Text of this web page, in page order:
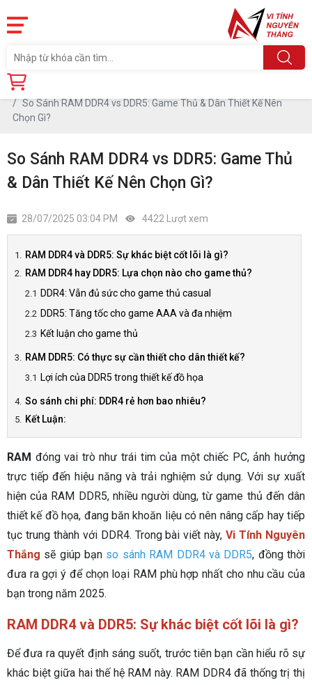
Trang chủ
So Sánh RAM DDR4 vs DDR5: Game Thủ & Dân Thiết Kế Nên
Chọn Gì?
So Sánh RAM DDR4 vs DDR5: Game Thủ
& Dân Thiết Kế Nên Chọn Gì?
28/07/2025 03:04 PM 4422 Lượt xem
RAM DDR4 và DDR5: Sự khác biệt cốt lõi là gì?
RAM DDR4 hay DDR5: Lựa chọn nào cho game thủ?
DDR4: Vẫn đủ sức cho game thủ casual
DDR5: Tăng tốc cho game AAA và đa nhiệm
Kết luận cho game thủ
RAM DDR5: Có thực sự cần thiết cho dân thiết kế?
Lợi ích của DDR5 trong thiết kế đồ họa
So sánh chi phí: DDR4 rẻ hơn bao nhiêu?
Kết Luận:
RAM đóng vai trò như trái tim của một chiếc PC, ảnh hưởng
trực tiếp đến hiệu năng và trải nghiệm sử dụng. Với sự xuất
hiện của RAM DDR5, nhiều người dùng, từ game thủ đến dân
thiết kế đồ họa, đang băn khoăn liệu có nên nâng cấp hay tiếp
tục trung thành với DDR4. Trong bài viết này,Vi Tính Nguyên
Thắng sẽ giúp bạn so sánh RAM DDR4 và DDR5, đồng thời
đưa ra gợi ý để chọn loại RAM phù hợp nhất cho nhu cầu của
bạn trong năm 2025.
RAM DDR4 và DDR5: Sự khác biệt cốt lõi là gì?
Để đưa ra quyết định sáng suốt, trước tiên bạn cần hiểu rõ sự
khác biệt giữa hai thế hệ RAM này. RAM DDR4 đã thống trị thị